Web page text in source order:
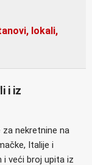
lokali,
i iz
nekretnine na
Italije i
i veći broj upita iz